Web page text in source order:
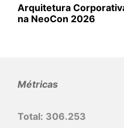
Arquitetura
na NeoCon 2026
Métricas
Total: 306.253